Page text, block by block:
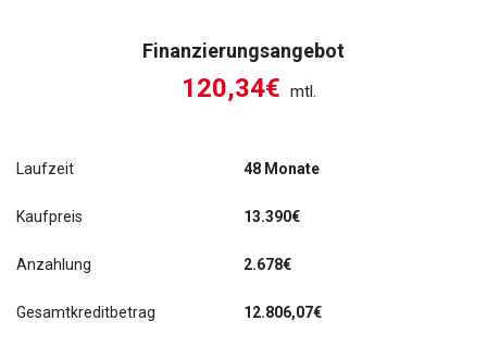
Finanzierungsangebot
120,34€ mtl.
Laufzeit 48 Monate
Kaufpreis 13.390€
Anzahlung 2.678€
Gesamtkreditbetrag 12.806,07€